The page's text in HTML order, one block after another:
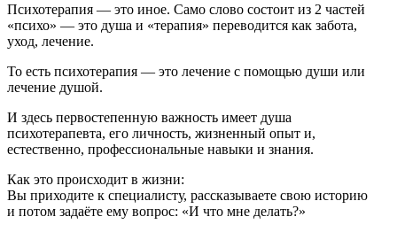
Психотерапия — это иное. Само слово состоит из 2 частей
«психо» — это душа и «терапия» переводится как забота,
уход, лечение.
То есть психотерапия — это лечение с помощью души или
лечение душой.
И здесь первостепенную важность имеет душа
психотерапевта, его личность, жизненный опыт и,
естественно, профессиональные навыки и знания.
Как это происходит в жизни:
Вы приходите к специалисту, рассказываете свою историю
и потом задаёте ему вопрос: «И что мне делать?»